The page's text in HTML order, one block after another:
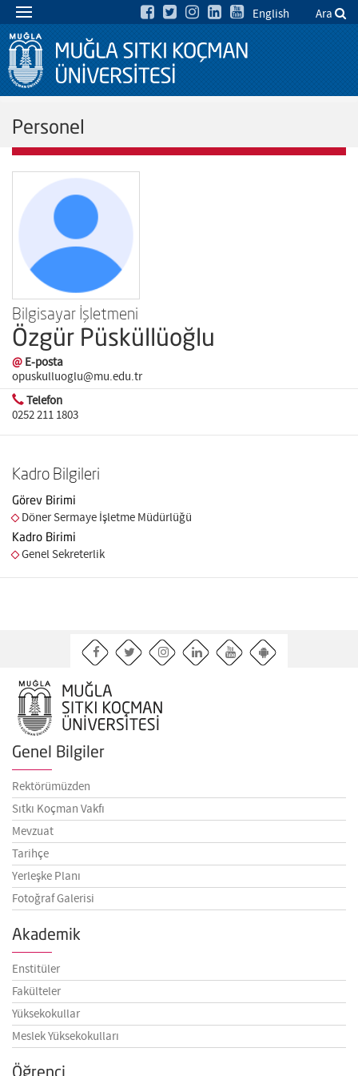
English Ara
Personel
Bilgisayar İşletmeni
Özgür Püsküllüoğlu
@ E-posta
opuskulluoglu@mu.edu.tr
Telefon
0252 211 1803
Kadro Bilgileri
Görev Birimi
Döner Sermaye İşletme Müdürlüğü
Kadro Birimi
Genel Sekreterlik
Genel Bilgiler
Rektörümüzden
Sıtkı Koçman Vakfı
Mevzuat
Tarihçe
Yerleşke Planı
Fotoğraf Galerisi
Akademik
Enstitüler
Fakülteler
Yüksekokullar
Meslek Yüksekokulları